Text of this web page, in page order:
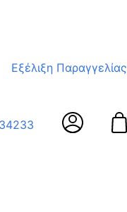
Εξέλιξη Παραγγελίας